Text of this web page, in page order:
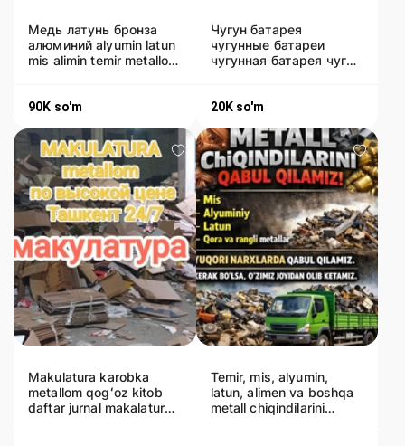
Медь латунь бронза
алюминий alyumin latun
mis alimin temir metallom
90K so'm
Чугун батарея
чугунные батареи
чугунная батарея чугун
20K so'm
Makulatura karobka
metallom qogʻoz kitob
daftar jurnal makalatura
Temir, mis, alyumin,
latun, alimen va boshqa
metall chiqindilarini